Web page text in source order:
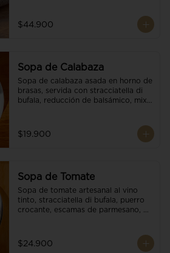
$44.900
Sopa de Calabaza
Sopa de calabaza asada en horno de
brasas, servida con stracciatella di
bufala, reducción de balsámico, mix
$19.900
Sopa de Tomate
Sopa de tomate artesanal al vino
tinto, stracciatella di bufala, puerro
crocante, escamas de parmesano,
Acompañado de un tostón de pan
focaccia.
$24.900